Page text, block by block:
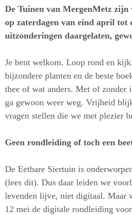
De Tuinen van MergenMetz zijn
op zaterdagen van eind april tot
uitzonderingen daargelaten,
Je bent welkom. Loop rond en
bijzondere planten en de beste
thee of wat anders. Met of zonder
ga gewoon weer weg. Vrijheid
vragen stellen die we met plezier
Geen rondleiding of toch een
De Eetbare Siertuin is
(lees dit). Dus daar leiden we
levenden lijve, niet digitaal. Maar
12 mei de digitale rondleiding